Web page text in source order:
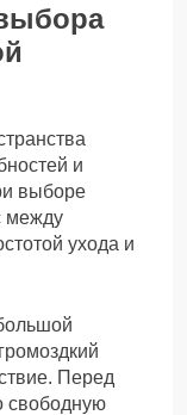
и
выборе
между
ухода и
Перед
свободную